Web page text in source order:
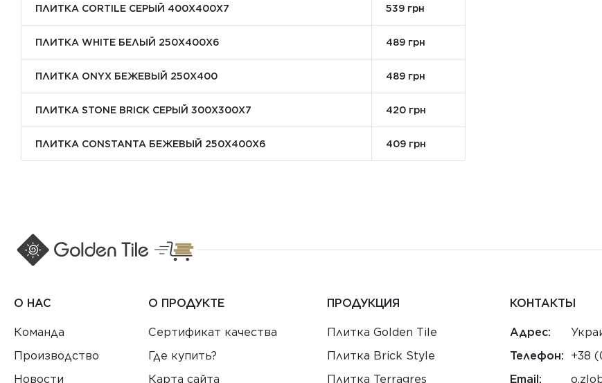
ПЛИТКА CORTILE СЕРЫЙ 400X400X7 539 грн
ПЛИТКА WHITE БЕЛЫЙ 250Х400Х6 489 грн
ПЛИТКА ONYX БЕЖЕВЫЙ 250X400 489 грн
ПЛИТКА STONE BRICK СЕРЫЙ 300Х300X7 420 грн
ПЛИТКА CONSTANTA БЕЖЕВЫЙ 250Х400X6 409 грн
О НАС
Команда
Производство
Новости
О ПРОДУКТЕ
Сертификат качества
Где купить?
Карта сайта
ПРОДУКЦИЯ
Плитка Golden Tile
Плитка Brick Style
Плитка Terragres
КОНТАКТЫ
Адрес:
Телефон:
+38
Email: